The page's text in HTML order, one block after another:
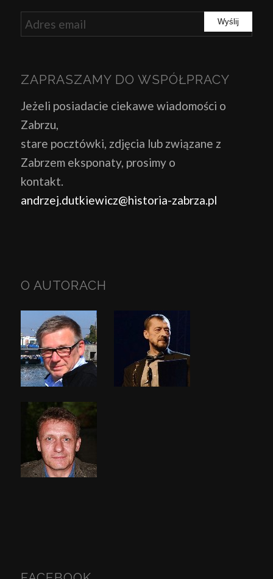
ZAPRASZAMY DO WSPÓŁPRACY
Jeżeli posiadacie ciekawe wiadomości o
Zabrzu,
stare pocztówki, zdjęcia lub związane z
Zabrzem eksponaty, prosimy o
kontakt.
andrzej.dutkiewicz@historia-zabrza.pl
O AUTORACH